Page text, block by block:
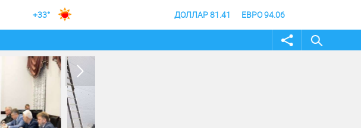
+33° ДОЛЛАР 81.41 ЕВРО 94.06